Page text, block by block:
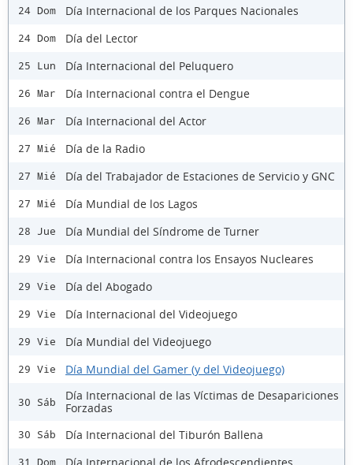
24 Dom Día Internacional de los Parques Nacionales
24 Dom Día del Lector
25 Lun Día Internacional del Peluquero
26 Mar Día Internacional contra el Dengue
26 Mar Día Internacional del Actor
27 Mié Día de la Radio
27 Mié Día del Trabajador de Estaciones de Servicio y GNC
27 Mié Día Mundial de los Lagos
28 Jue Día Mundial del Síndrome de Turner
29 Vie Día Internacional contra los Ensayos Nucleares
29 Vie Día del Abogado
29 Vie Día Internacional del Videojuego
29 Vie Día Mundial del Videojuego
29 Vie Día Mundial del Gamer (y del Videojuego)
30 Sáb
Día Internacional de las Víctimas de Desapariciones
Forzadas
30 Sáb Día Internacional del Tiburón Ballena
31 Dom